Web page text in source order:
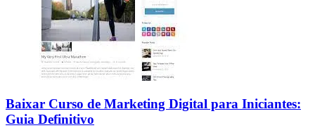
Baixar Curso de Marketing Digital para Iniciantes:
Guia Definitivo